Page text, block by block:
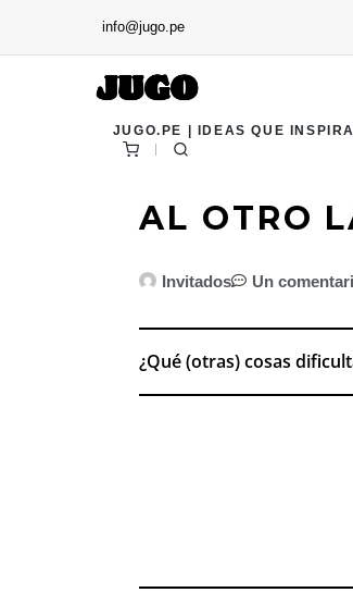
info@jugo.pe
JUGO.PE | IDEAS QUE
AL OTRO
Invitados Un
¿Qué (otras) cosas